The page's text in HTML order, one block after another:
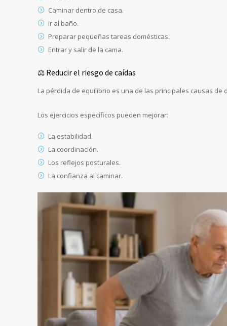
Caminar dentro de casa.
Ir al baño.
Preparar pequeñas tareas domésticas.
Entrar y salir de la cama.
⚖️ Reducir el riesgo de caídas
La pérdida de equilibrio es una de las principales causas
Los ejercicios específicos pueden mejorar:
La estabilidad.
La coordinación.
Los reflejos posturales.
La confianza al caminar.